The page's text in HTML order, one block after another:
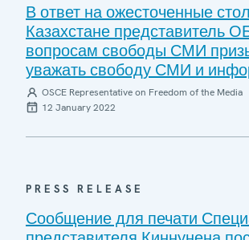
В ответ на ожесточенные
Казахстане представитель
вопросам свободы СМИ
уважать свободу СМИ и
OSCE Representative on Freedom of the Media
12 January 2022
PRESS RELEASE
Сообщение для печати